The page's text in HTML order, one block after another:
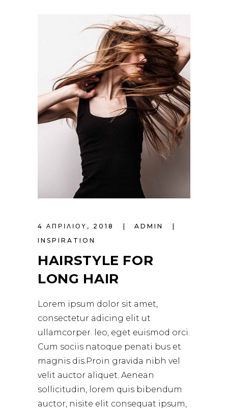
4 ΑΠΡΙΛΊΟΥ, 2018
ADMIN
INSPIRATION
HAIRSTYLE FOR
LONG HAIR
Lorem ipsum dolor sit amet,
consectetur adicing elit ut
ullamcorper. leo, eget euismod orci.
Cum sociis natoque penati bus et
magnis dis.Proin gravida nibh vel
velit auctor aliquet. Aenean
sollicitudin, lorem quis bibendum
auctor, nisite elit consequat ipsum,